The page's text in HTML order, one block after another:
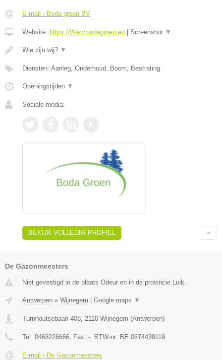
E-mail › Boda groen BV
Website: https://Www.bodagroen.eu Screenshot ▼
Wie zijn wij? ▼
Diensten: Aanleg, Onderhoud, Boom, Bestrating
Openingstijden ▼
Sociale media:
BEKIJK VOLLEDIG PROFIEL
De Gazonmeesters
Niet gevestigd in de plaats Odeur en in de provincie Luik.
Antwerpen » Wijnegem Google maps ▼
Turnhoutsebaan 408, 2110 Wijnegem (Antwerpen)
Tel: 0468226666, Fax: -, BTW-nr: BE 0674439119
E-mail › De Gazonmeesters